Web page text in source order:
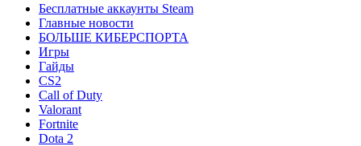
Бесплатные аккаунты Steam
Главные новости
БОЛЬШЕ КИБЕРСПОРТА
Игры
Гайды
CS2
Call of Duty
Valorant
Fortnite
Dota 2